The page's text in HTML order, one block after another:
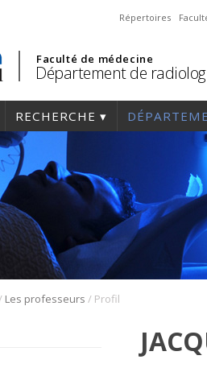
Répertoires
Faculté de médecine
Département de
RECHERCHE
Les professeurs / Profil